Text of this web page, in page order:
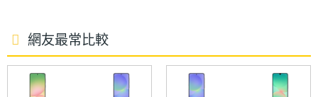
鏡頭支援 OIS 光學防手震、Video HDR，拍攝出遊美
景、合照細節清晰不失真。前置 1,200 萬畫素自拍鏡
頭，配備先進的 AP 與感測器，即使在低光源環境也
尺寸
主螢幕
解析度
2340x1080 pixels
網友最常比較